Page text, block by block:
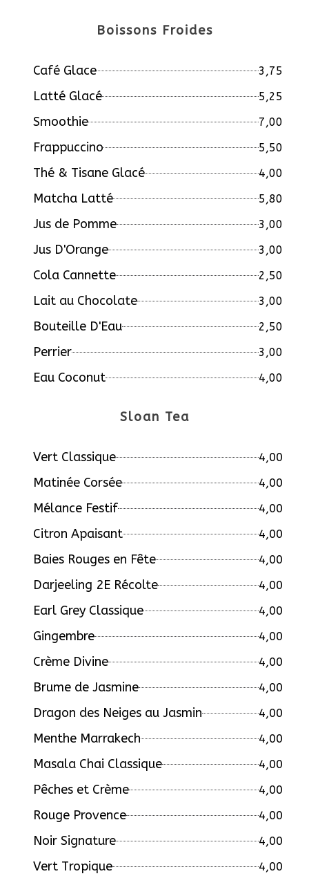
Boissons Froides
Café Glace 3,75
Latté Glacé 5,25
Smoothie 7,00
Frappuccino 5,50
Thé & Tisane Glacé 4,00
Matcha Latté 5,80
Jus de Pomme 3,00
Jus D'Orange 3,00
Cola Cannette 2,50
Lait au Chocolate 3,00
Bouteille D'Eau 2,50
Perrier 3,00
Eau Coconut 4,00
Sloan Tea
Vert Classique 4,00
Matinée Corsée 4,00
Mélance Festif 4,00
Citron Apaisant 4,00
Baies Rouges en Fête 4,00
Darjeeling 2E Récolte 4,00
Earl Grey Classique 4,00
Gingembre 4,00
Crème Divine 4,00
Brume de Jasmine 4,00
Dragon des Neiges au Jasmin 4,00
Menthe Marrakech 4,00
Masala Chai Classique 4,00
Pêches et Crème 4,00
Rouge Provence 4,00
Noir Signature 4,00
Vert Tropique 4,00